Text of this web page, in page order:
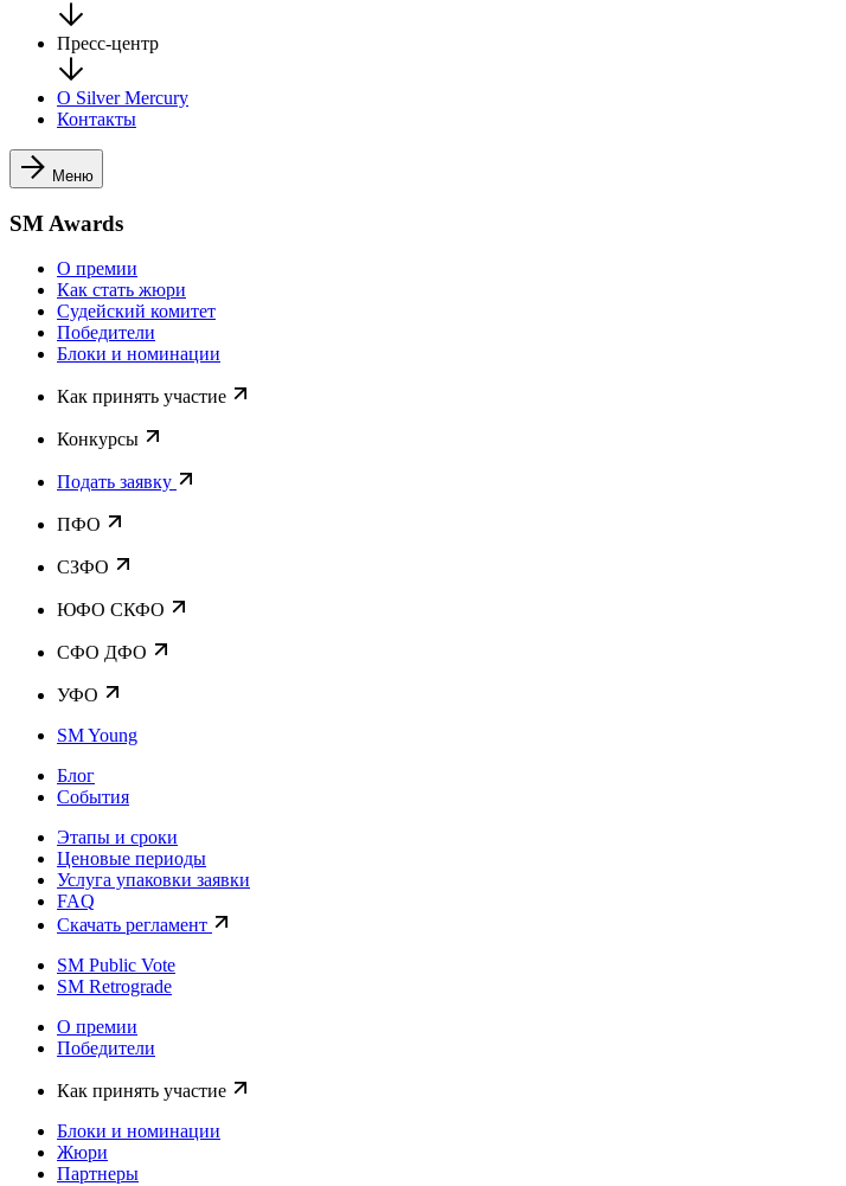
Пресс-центр
О Silver Mercury
Контакты
Меню
SM Awards
О премии
Как стать жюри
Судейский комитет
Победители
Блоки и номинации
Как принять участие
Конкурсы
Подать заявку
ПФО
СЗФО
ЮФО СКФО
CФО ДФО
УФО
SM Young
Блог
События
Этапы и сроки
Ценовые периоды
Услуга упаковки заявки
FAQ
Скачать регламент
SM Public Vote
SM Retrograde
О премии
Победители
Как принять участие
Блоки и номинации
Жюри
Партнеры